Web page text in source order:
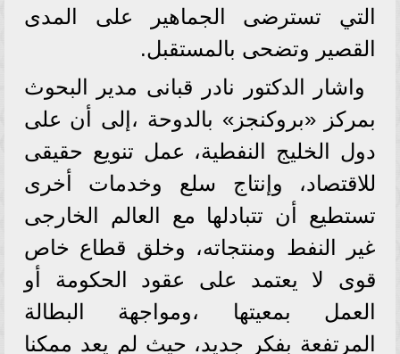
التي تسترضى الجماهير على المدى
القصير وتضحى بالمستقبل.
واشار الدكتور نادر قبانى مدير البحوث
بمركز «بروكنجز» بالدوحة ،إلى أن على
دول الخليج النفطية، عمل تنويع حقيقى
للاقتصاد، وإنتاج سلع وخدمات أخرى
تستطيع أن تتبادلها مع العالم الخارجى
غير النفط ومنتجاته، وخلق قطاع خاص
قوى لا يعتمد على عقود الحكومة أو
العمل بمعيتها ،ومواجهة البطالة
المرتفعة بفكر جديد، حيث لم يعد ممكنا